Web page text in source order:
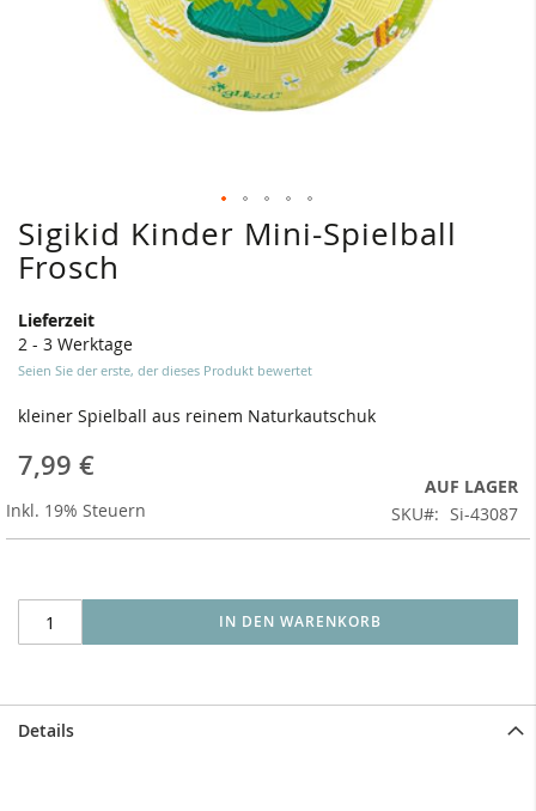
Sigikid Kinder Mini-Spielball
Frosch
Lieferzeit
2 - 3 Werktage
Seien Sie der erste, der dieses Produkt bewertet
kleiner Spielball aus reinem Naturkautschuk
7,99 €
Inkl. 19% Steuern
AUF LAGER
SKU
Si-43087
IN DEN WARENKORB
Zum
Anfang
der
springen
Details